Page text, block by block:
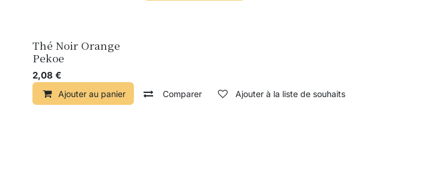
Thé Noir Orange
Pekoe
2,08 €
Ajouter au panier Comparer Ajouter à la liste de souhaits